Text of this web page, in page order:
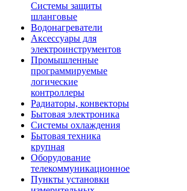
Системы защиты
шланговые
Водонагреватели
Аксессуары для
электроинструментов
Промышленные
программируемые
логические
контроллеры
Радиаторы, конвекторы
Бытовая электроника
Системы охлаждения
Бытовая техника
крупная
Оборудование
телекоммуникационное
Пункты установки